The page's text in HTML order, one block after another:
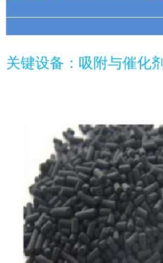
关键设备：吸附与催化剂